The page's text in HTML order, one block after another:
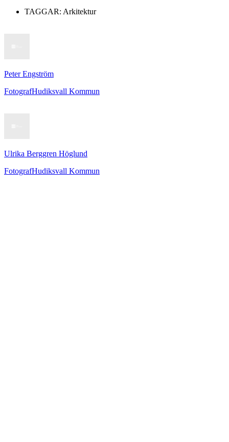
TAGGAR: Arkitektur
Peter Engström
FotografHudiksvall Kommun
Ulrika Berggren Höglund
FotografHudiksvall Kommun